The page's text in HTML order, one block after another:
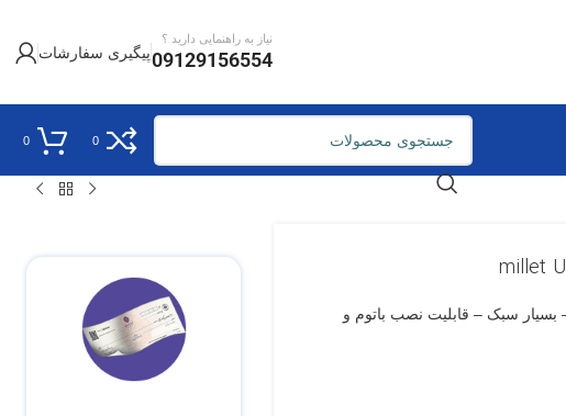
نیاز به راهنمایی دارید ؟
09129156554پیگیری سفارشات
0
0
متعدد – بسیار سبک – قابلیت نصب باتوم و